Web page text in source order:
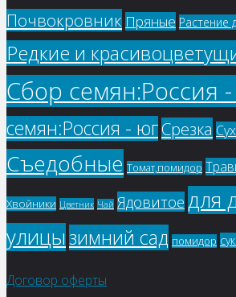
Почвокровник Пряные Растение
Редкие и
Сбор семян:Россия
семян:Россия - югСрезка
Съедобные Томат,помидор
Хвойники Цветник Чай Ядовитое для
улицызимний сад помидор
Договор оферты